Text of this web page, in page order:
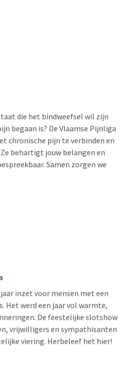
die het bindweefsel wil zijn
begaan is? De Vlaamse Pijnliga
chronische pijn te verbinden en
behartigt jouw belangen en
Samen zorgen we
jaar inzet voor mensen met een
Het werd een jaar vol warmte,
De feestelijke slotshow
vrijwilligers en sympathisanten
viering. Herbeleef het hier!